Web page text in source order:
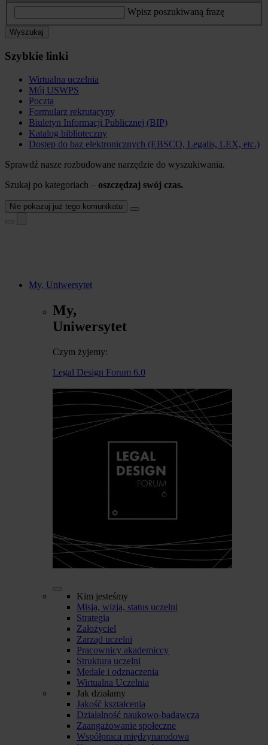
Wpisz poszukiwaną frazę
Wyszukaj
Szybkie linki
Wirtualna uczelnia
Mój USWPS
Poczta
Formularz rekrutacyny
Biuletyn Informacji Publicznej (BIP)
Katalog biblioteczny
Dostęp do baz elektronicznych (EBSCO, Legalis, LEX, etc.)
Sprawdź nasze rozbudowane narzędzie do wyszukiwania.
Szukaj po kategoriach – oszczędzaj swój czas.
Nie pokazuj już tego komunikatu
My, Uniwersytet
My,
Uniwersytet
Czym żyjemy:
Legal Design Forum 6.0
Kim jesteśmy
Misja, wizja, status uczelni
Strategia
Założyciel
Zarząd uczelni
Pracownicy akademiccy
Struktura uczelni
Medale i odznaczenia
Wirtualna Uczelnia
Jak działamy
Jakość kształcenia
Działalność naukowo-badawcza
Zaangażowanie społeczne
Współpraca międzynarodowa